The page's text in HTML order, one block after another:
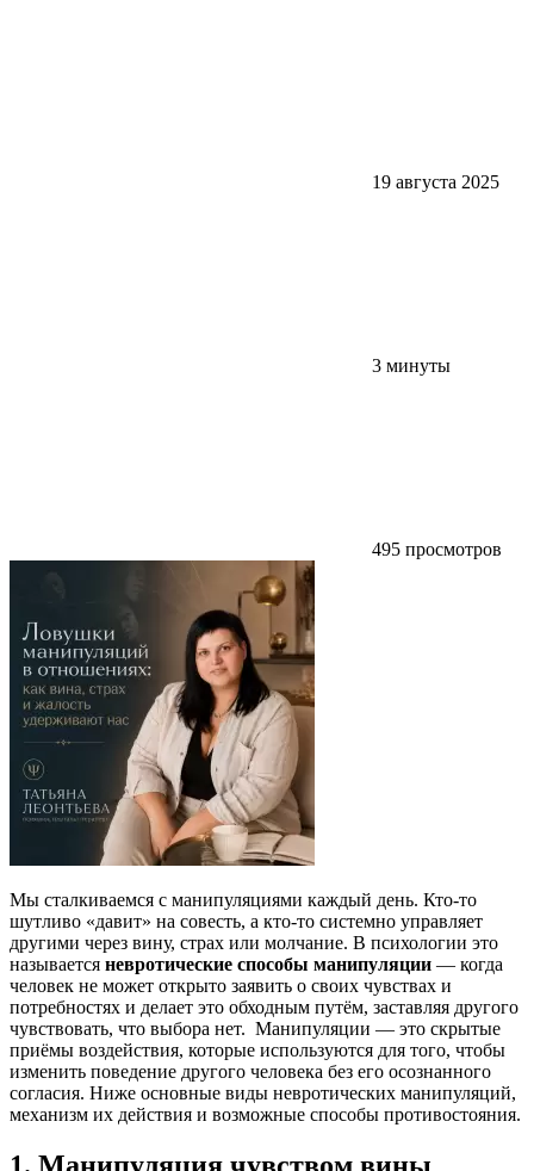
19 августа 2025
3 минуты
495 просмотров
Мы сталкиваемся с манипуляциями каждый день. Кто-то
шутливо «давит» на совесть, а кто-то системно управляет
другими через вину, страх или молчание. В психологии это
называется невротические способы манипуляции — когда
человек не может открыто заявить о своих чувствах и
потребностях и делает это обходным путём, заставляя другого
чувствовать, что выбора нет. Манипуляции — это скрытые
приёмы воздействия, которые используются для того, чтобы
изменить поведение другого человека без его осознанного
согласия. Ниже основные виды невротических манипуляций,
механизм их действия и возможные способы противостояния.
1. Манипуляция чувством вины